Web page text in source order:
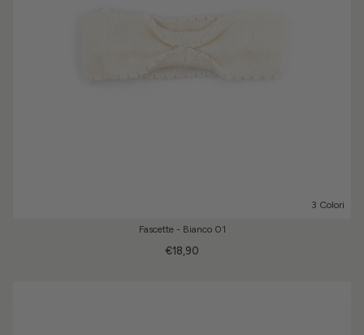
3 Colori
Fascette - Bianco 01
€18,90